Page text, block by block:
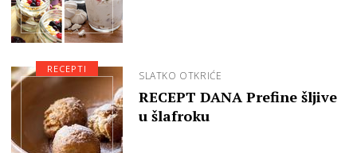
SLATKO OTKRIĆE
RECEPT DANA Prefine šljive
u šlafroku
RECEPTI